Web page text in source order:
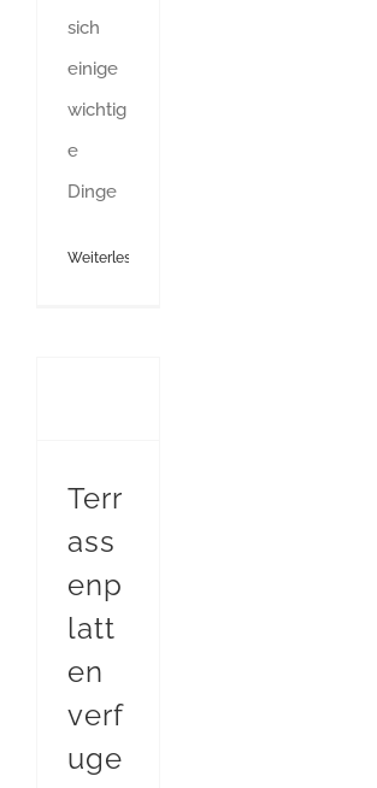
sich
einige
wichtig
e
Dinge
Weiterlesen
Terr
ass
enp
latt
en
verf
uge